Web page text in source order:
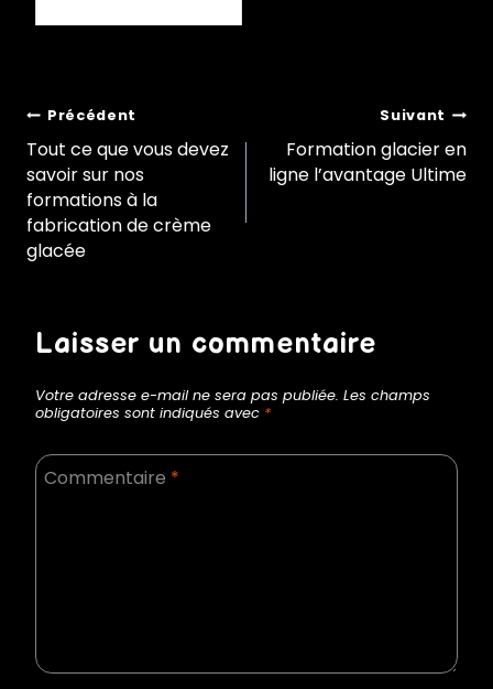
Navigation
de
Précédent
Tout ce que vous devez
savoir sur nos
formations à la
fabrication de crème
glacée
Suivant
Formation glacier en
ligne l’avantage Ultime
Laisser un commentaire
Votre adresse e-mail ne sera pas publiée. Les champs
obligatoires sont indiqués avec *
Commentaire *